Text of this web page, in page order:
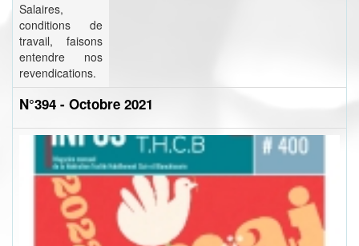
Salaires,
conditions de
travail, faisons
entendre nos
revendications.
N°394 - Octobre 2021